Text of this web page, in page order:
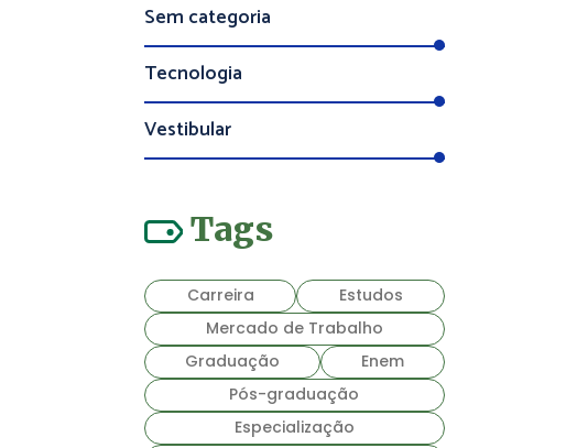
Sem categoria
Tecnologia
Vestibular
Tags
Carreira
Estudos
Mercado de Trabalho
Graduação
Enem
Pós-graduação
Especialização